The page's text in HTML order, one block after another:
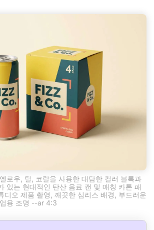
로우, 틸, 코랄을 사용한 대담한 컬러 블록과
있는 현대적인 탄산 음료 캔 및 매칭 카톤 패
디오 제품 촬영, 깨끗한 심리스 배경, 부드러운
용 조명 --ar 4:3